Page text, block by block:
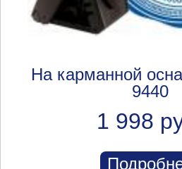
На карманной
9440
1 998